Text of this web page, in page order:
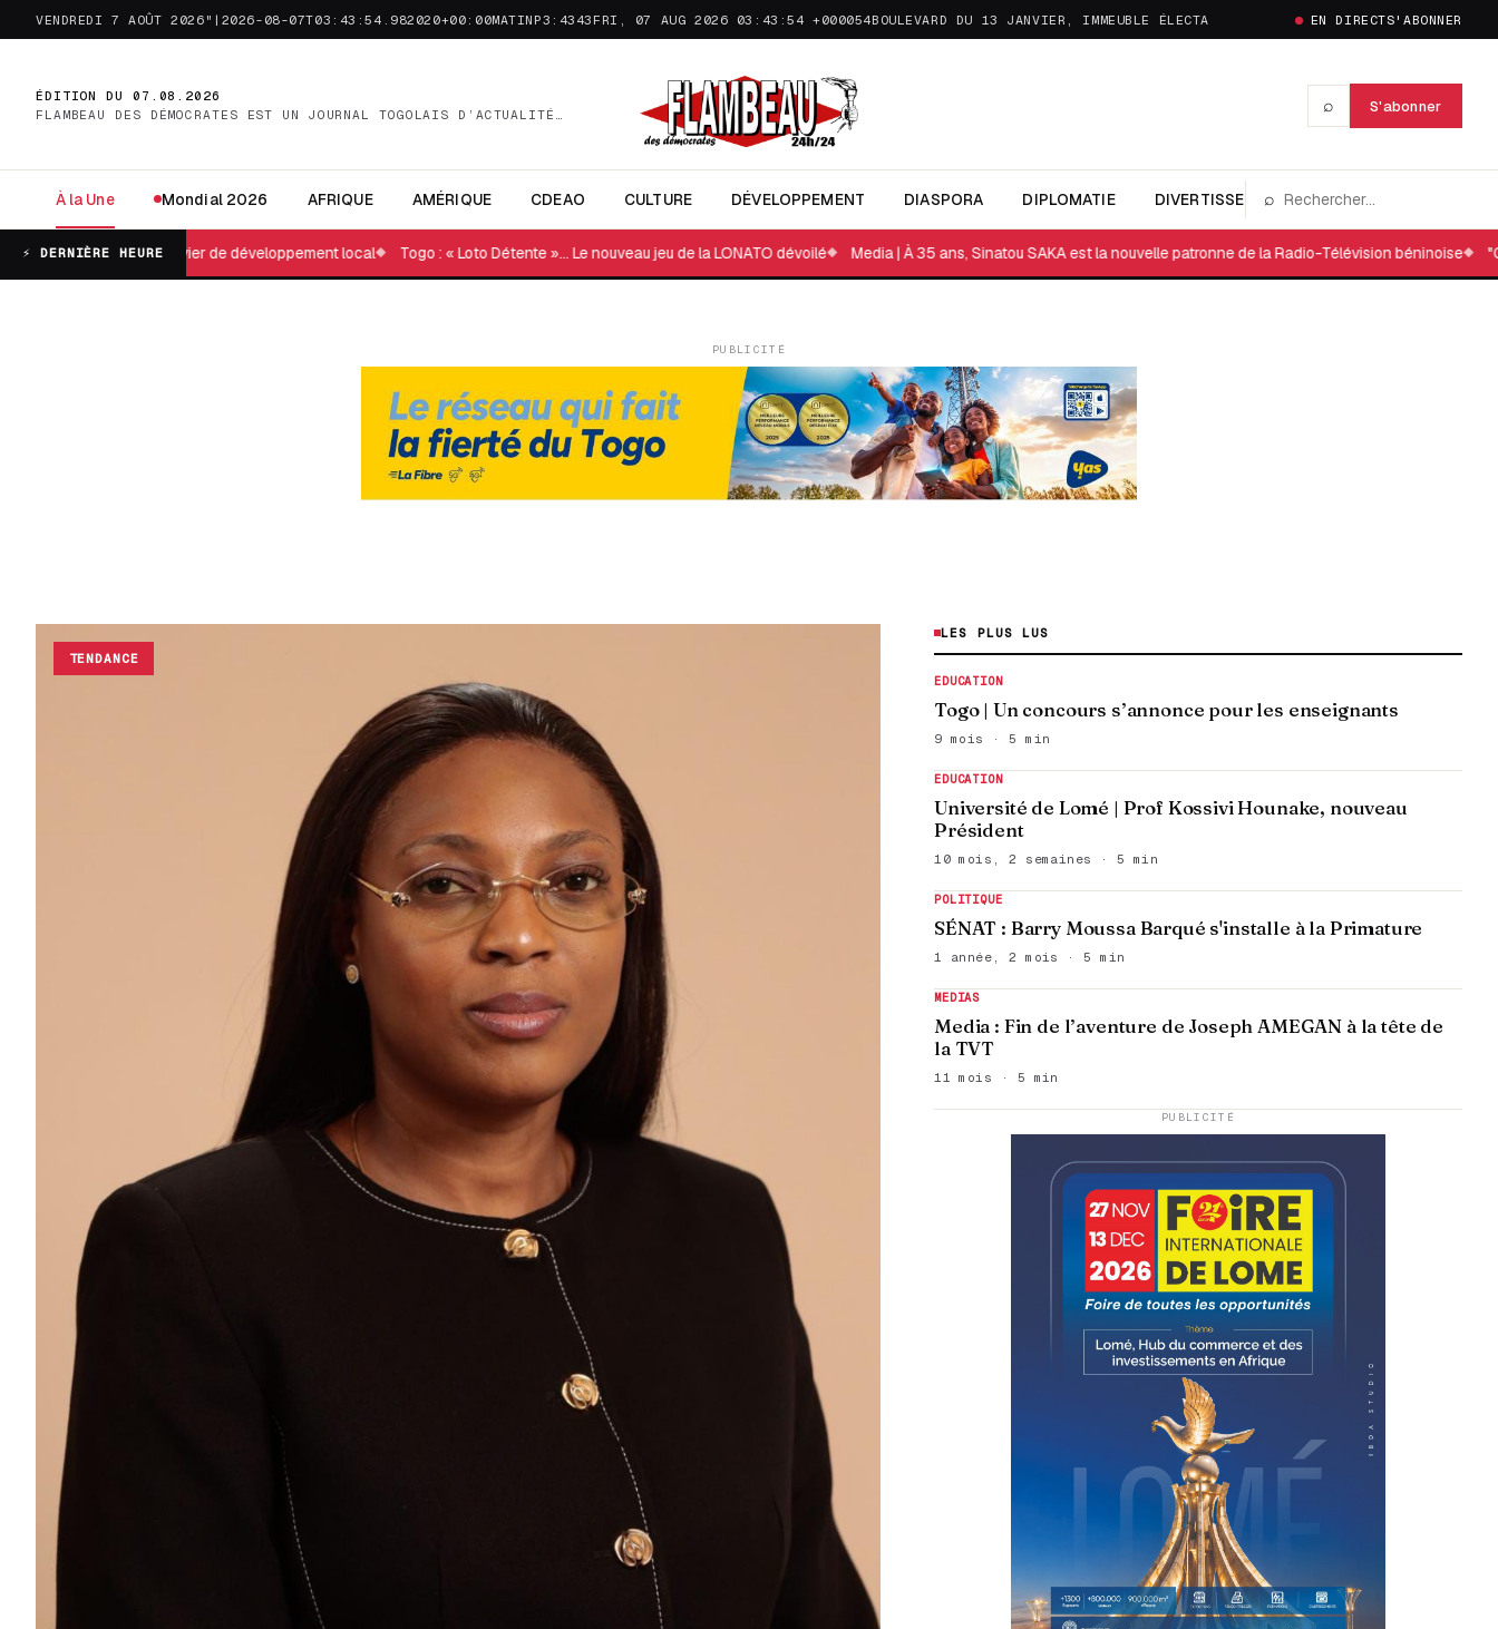
VENDREDI 7 AOÛT 2026"|2026-08-07T03:43:54.982020+00:00MATINP3:4343FRI, 07 AUG 2026 03:43:54 +000054BOULEVARD DU 13 JANVIER, IMMEUBLE ÉLECTA EN DIRECTS'ABONNER
ÉDITION DU 07.08.2026
FLAMBEAU DES DÉMOCRATES EST UN JOURNAL TOGOLAIS D’ACTUALITÉ…
⌕ S'abonner
À la Une Mondial 2026 AFRIQUE AMÉRIQUE CDEAO CULTURE DÉVELOPPEMENT DIASPORA DIPLOMATIE DIVERTISSEMENT ECO&FINANCE
⌕
⚡ DERNIÈRE HEURE
un levier de développement local Togo : « Loto Détente »... Le nouveau jeu de la LONATO dévoilé Media | À 35 ans, Sinatou SAKA est la nouvelle patronne de la Radio-Télévision béninoise "Glory Night"
PUBLICITÉ
TENDANCE
LES PLUS LUS
EDUCATION
Togo | Un concours s’annonce pour les enseignants
9 mois · 5 min
EDUCATION
Université de Lomé | Prof Kossivi Hounake, nouveau
Président
10 mois, 2 semaines · 5 min
POLITIQUE
SÉNAT : Barry Moussa Barqué s'installe à la Primature
1 année, 2 mois · 5 min
MEDIAS
Media : Fin de l’aventure de Joseph AMEGAN à la tête de
la TVT
11 mois · 5 min
PUBLICITÉ